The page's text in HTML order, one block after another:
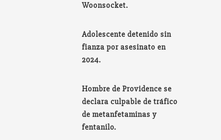
Woonsocket.
Adolescente detenido sin
fianza por asesinato en
2024.
Hombre de Providence se
declara culpable de tráfico
de metanfetaminas y
fentanilo.